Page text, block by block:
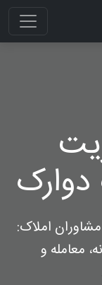
مشاوران املاک:
معامله و